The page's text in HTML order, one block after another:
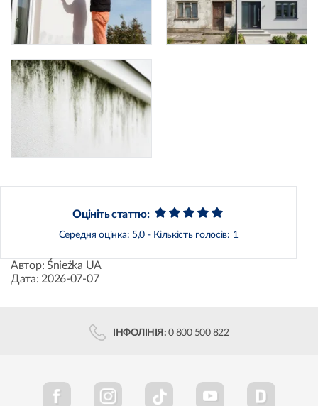
Оцініть статтю:
Середня оцінка: 5,0 - Кількість голосів: 1
Автор: Śnieżka UA
Дата: 2026-07-07
ІНФОЛІНІЯ: 0 800 500 822